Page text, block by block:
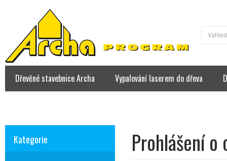
Dřevěné stavebnice Archa Vypalování laserem do dřeva
Kategorie Prohlášení o